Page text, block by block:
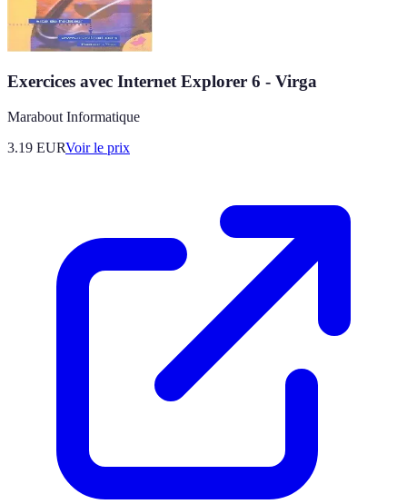
Exercices avec Internet Explorer 6 - Virga
Marabout Informatique
3.19 EURVoir le prix